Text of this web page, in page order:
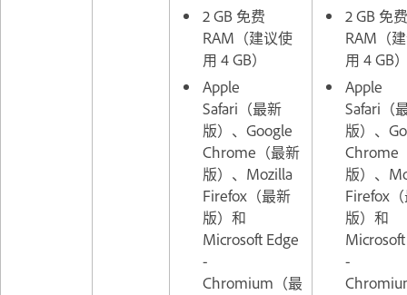
2 GB 免费
RAM（建议使
用 4 GB）
Apple
Safari（最新
版）、Google
Chrome（最新
版）、Mozilla
Firefox（最新
版）和
Microsoft Edge
-
Chromium（最
2 GB 免费
RAM（
用 4 GB
Apple
Safari（
版）、
Chrome
版）、
Firefox
版）和
-